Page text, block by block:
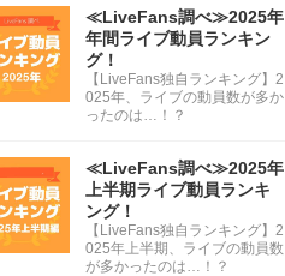
≪LiveFans調べ≫2025年
年間ライブ動員ランキン
グ！
【LiveFans独自ランキング】2
025年、ライブの動員数が多か
ったのは…！？
≪LiveFans調べ≫2025年
上半期ライブ動員ランキ
ング！
【LiveFans独自ランキング】2
025年上半期、ライブの動員数
が多かったのは…！？